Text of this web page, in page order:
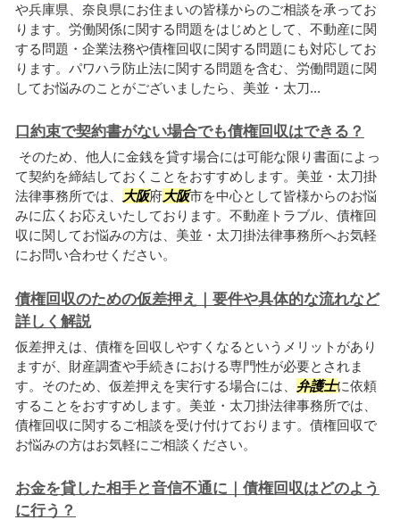
や兵庫県、奈良県にお住まいの皆様からのご相談を承ってお
ります。労働関係に関する問題をはじめとして、不動産に関
する問題・企業法務や債権回収に関する問題にも対応してお
ります。パワハラ防止法に関する問題を含む、労働問題に関
してお悩みのことがございましたら、美並・太刀...
口約束で契約書がない場合でも債権回収はできる？
そのため、他人に金銭を貸す場合には可能な限り書面によっ
て契約を締結しておくことをおすすめします。美並・太刀掛
法律事務所では、
大阪府大阪市を中心として皆様からのお悩
みに広くお応えいたしております。不動産トラブル、債権回
収に関してお悩みの方は、美並・太刀掛法律事務所へお気軽
にお問い合わせください。
債権回収のための仮差押え｜要件や具体的な流れなど
詳しく解説
仮差押えは、債権を回収しやすくなるというメリットがあり
ますが、財産調査や手続きにおける専門性が必要とされま
す。そのため、仮差押えを実行する場合には、 弁護士に依頼
することをおすすめします。美並・太刀掛法律事務所では、
債権回収に関するご相談を受け付けております。債権回収で
お悩みの方はお気軽にご相談ください。
お金を貸した相手と音信不通に｜債権回収はどのよう
に行う？